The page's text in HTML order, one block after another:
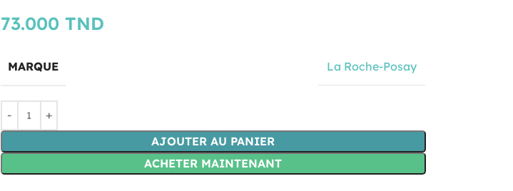
73.000 TND
MARQUE La Roche-Posay
AJOUTER AU PANIER
ACHETER MAINTENANT